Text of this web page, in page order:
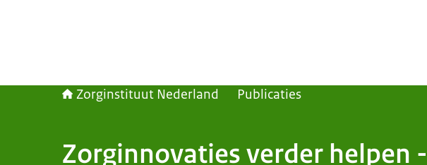
Zorginstituut Nederland Publicaties
Zorginnovaties verder